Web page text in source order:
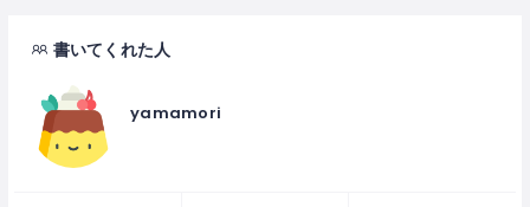
書いてくれた人
yamamori